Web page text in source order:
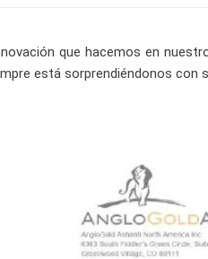
que hacemos en
está sorprendiéndonos con